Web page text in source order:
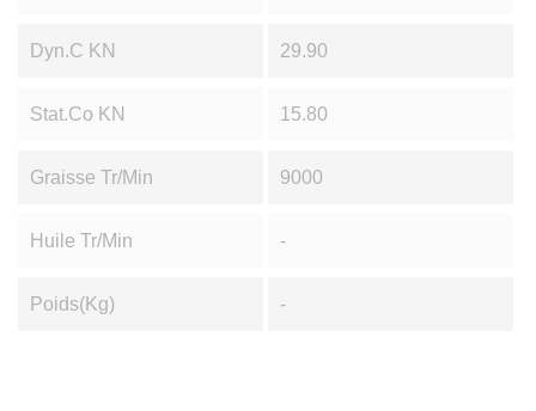
Dyn.C KN 29.90
Stat.Co KN 15.80
Graisse Tr/min 9000
Huile Tr/min -
Poids(Kg) -